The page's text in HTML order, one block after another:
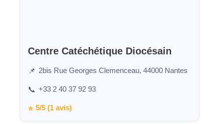
Centre Catéchétique Diocésain
📌 2bis Rue Georges Clemenceau, 44000 Nantes
📞 +33 2 40 37 92 93
⭐ 5/5 (1 avis)